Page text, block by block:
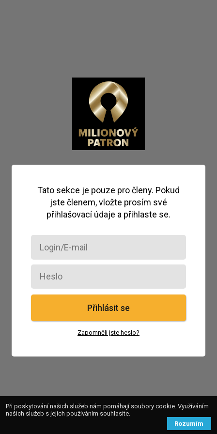
Tato sekce je pouze pro členy. Pokud
jste členem, vložte prosím své
přihlašovací údaje a přihlaste se.
Přihlásit se
Zapomněli jste heslo?
Při poskytování našich služeb nám pomáhají soubory cookie. Využíváním
našich služeb s jejich používáním souhlasíte.
Rozumím